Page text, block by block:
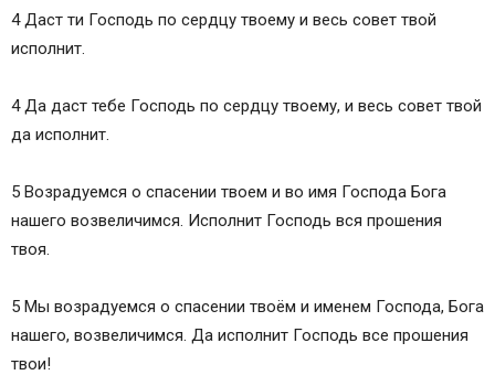
4 Даст ти Господь по сердцу твоему и весь совет твой
исполнит.
4 Да даст тебе Господь по сердцу твоему, и весь совет твой
да исполнит.
5 Возрадуемся о спасении твоем и во имя Господа Бога
нашего возвеличимся. Исполнит Господь вся прошения
твоя.
5 Мы возрадуемся о спасении твоём и именем Господа, Бога
нашего, возвеличимся. Да исполнит Господь все прошения
твои!